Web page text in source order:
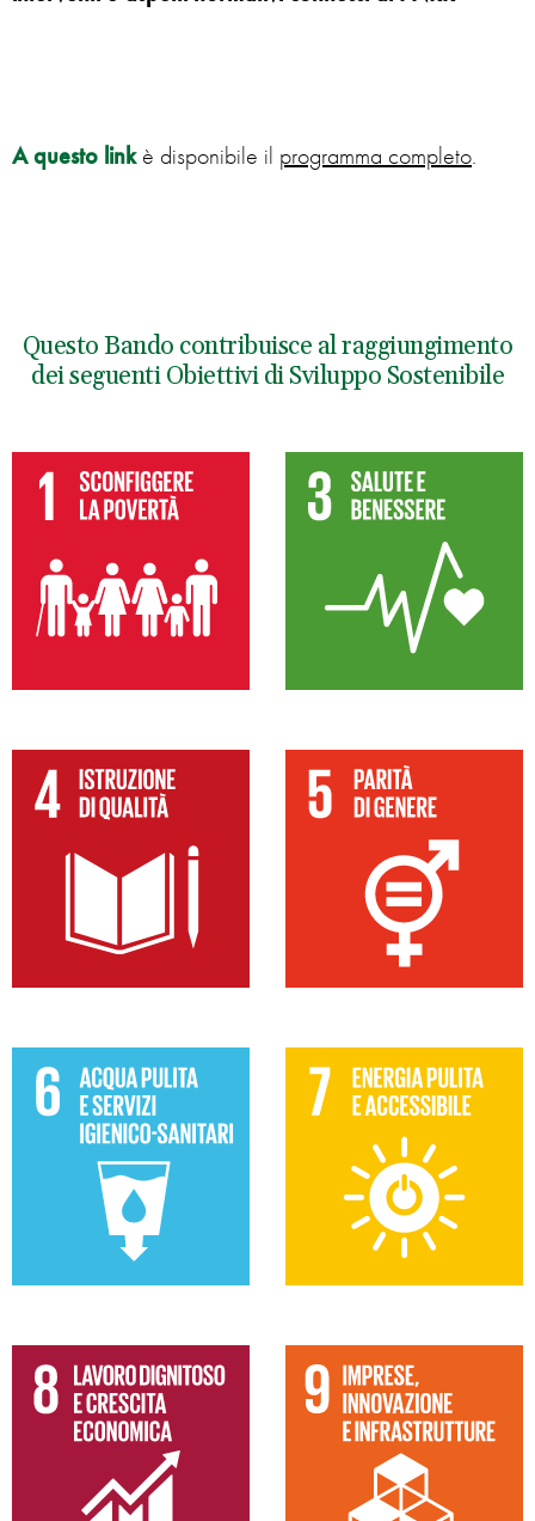
A questo linkè disponibile il programma completo.
Questo Bando contribuisce al raggiungimento
dei seguenti Obiettivi di Sviluppo Sostenibile